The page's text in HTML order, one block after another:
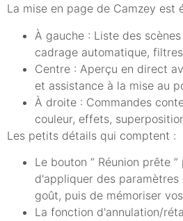
La mise en page de Camzey est
À gauche : Liste des
cadrage automatique,
Centre : Aperçu en direct
et assistance à la mise au
À droite : Commandes
couleur, effets,
Les petits détails qui comptent :
Le bouton “ Réunion prête
d'appliquer des
goût, puis de mémoriser
La fonction d'annulation/